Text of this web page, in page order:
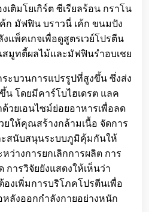
ติมโยเกิร์ต ซีเรียลร้อน กราโน
ก มัฟฟิน บราวนี่ เค้ก ขนมปัง
พ็คเกจเพื่อดูสูตรเวย์โปรตีน
มูทตี้ผลไม้และมัฟฟินรำอบเชย
ระบวนการแปรรูปที่สูงขึ้น ซึ่งส่ง
โดยมีคาร์โบไฮเดรต แลค
วยเอนไซม์ย่อยอาหารเพื่อลด
ให้คุณสร้างกล้ามเนื้อ จัดการ
ะสนับสนุนระบบภูมิคุ้มกันให้
างการยกเลิกการผลิต การ
ารวิจัยยังแสดงให้เห็นว่า
องเพิ่มการบริโภคโปรตีนเพื่อ
ลังออกกำลังกายอย่างหนัก